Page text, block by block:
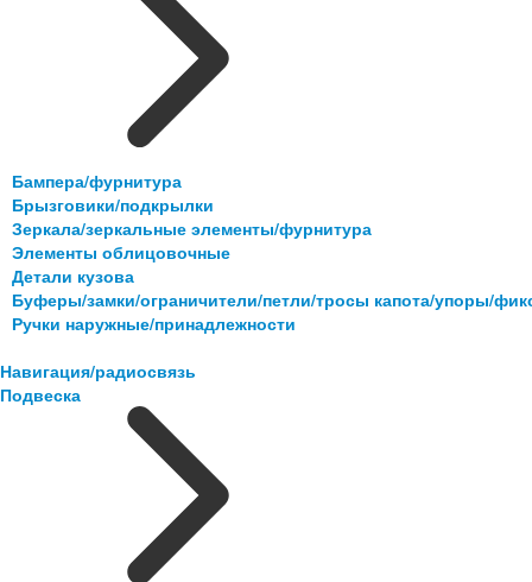
Бампера/фурнитура
Брызговики/подкрылки
Зеркала/зеркальные элементы/фурнитура
Элементы облицовочные
Детали кузова
Буферы/замки/ограничители/петли/тросы капота/упоры/
Ручки наружные/принадлежности
Навигация/радиосвязь
Подвеска